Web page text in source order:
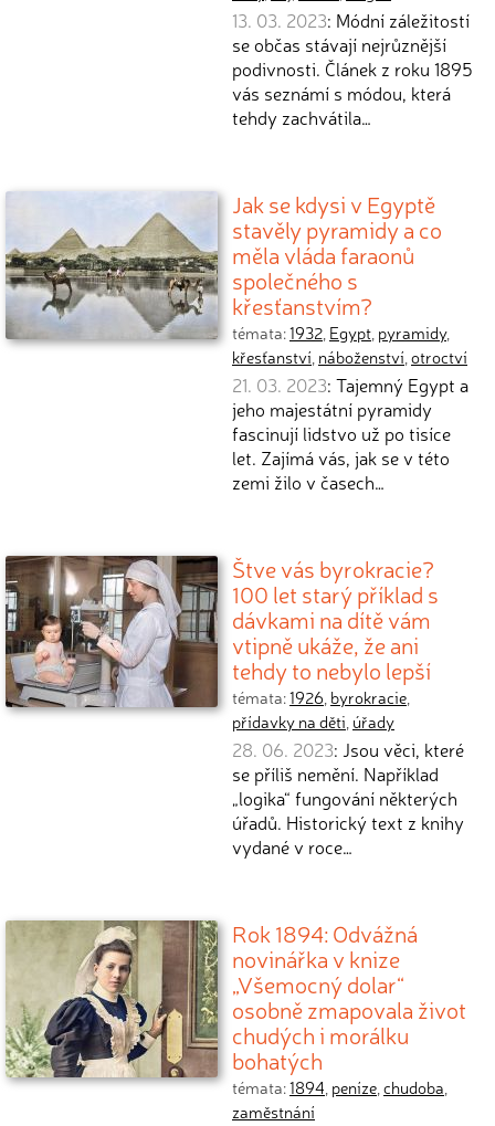
13. 03. 2023: Módní záležitostí
se občas stávají nejrůznější
podivnosti. Článek z roku 1895
vás seznámí s módou, která
tehdy zachvátila…
Jak se kdysi v Egyptě
stavěly pyramidy a co
měla vláda faraonů
společného s
křesťanstvím?
témata:1932, Egypt, pyramidy,
křesťanství, náboženství,otroctví
21. 03. 2023: Tajemný Egypt a
jeho majestátní pyramidy
fascinují lidstvo už po tisíce
let. Zajímá vás, jak se v této
zemi žilo v časech…
Štve vás byrokracie?
100 let starý příklad s
dávkami na dítě vám
vtipně ukáže, že ani
tehdy to nebylo lepší
témata:1926, byrokracie,
přídavky na děti, úřady
28. 06. 2023: Jsou věci, které
se příliš nemění. Například
„logika“ fungování některých
úřadů. Historický text z knihy
vydané v roce…
Rok 1894: Odvážná
novinářka v knize
„Všemocný dolar“
osobně zmapovala život
chudých i morálku
bohatých
témata:1894, peníze,chudoba,
zaměstnání